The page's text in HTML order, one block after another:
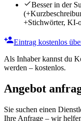
Besser in der
+Stichwörter, KI-
Eintrag kostenlos
Als Inhaber kannst du
werden – kostenlos.
Angebot
Sie suchen einen
Ihre Anfrage – wir